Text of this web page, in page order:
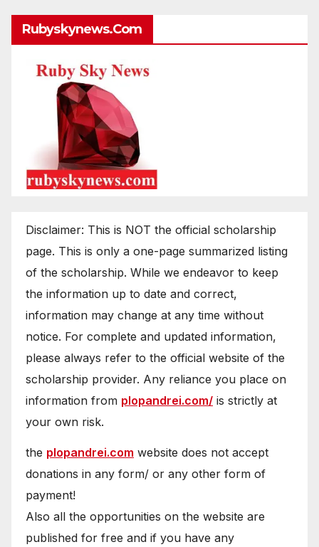
Rubyskynews.com
Disclaimer: This is NOT the official scholarship
page. This is only a one-page summarized listing
of the scholarship. While we endeavor to keep
the information up to date and correct,
information may change at any time without
notice. For complete and updated information,
please always refer to the official website of the
scholarship provider. Any reliance you place on
information from plopandrei.com/ is strictly at
your own risk.
the plopandrei.com website does not accept
donations in any form/ or any other form of
payment!
Also all the opportunities on the website are
published for free and if you have any